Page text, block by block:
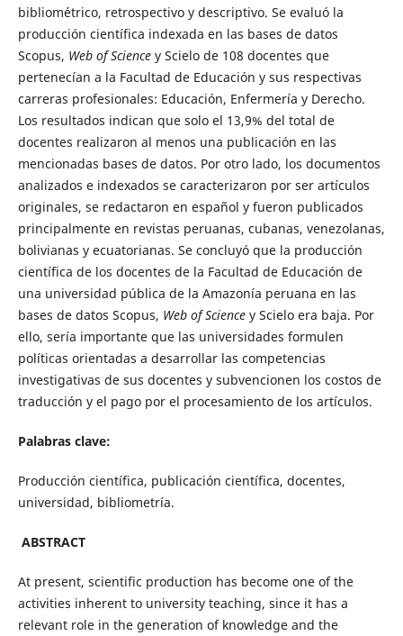
bibliométrico, retrospectivo y descriptivo. Se evaluó la
producción científica indexada en las bases de datos
Scopus, Web of Science y Scielo de 108 docentes que
pertenecían a la Facultad de Educación y sus respectivas
carreras profesionales: Educación, Enfermería y Derecho.
Los resultados indican que solo el 13,9% del total de
docentes realizaron al menos una publicación en las
mencionadas bases de datos. Por otro lado, los documentos
analizados e indexados se caracterizaron por ser artículos
originales, se redactaron en español y fueron publicados
principalmente en revistas peruanas, cubanas, venezolanas,
bolivianas y ecuatorianas. Se concluyó que la producción
científica de los docentes de la Facultad de Educación de
una universidad pública de la Amazonía peruana en las
bases de datos Scopus, Web of Science y Scielo era baja. Por
ello, sería importante que las universidades formulen
políticas orientadas a desarrollar las competencias
investigativas de sus docentes y subvencionen los costos de
traducción y el pago por el procesamiento de los artículos.
Palabras clave:
Producción científica, publicación científica, docentes,
universidad, bibliometría.
ABSTRACT
At present, scientific production has become one of the
activities inherent to university teaching, since it has a
relevant role in the generation of knowledge and the